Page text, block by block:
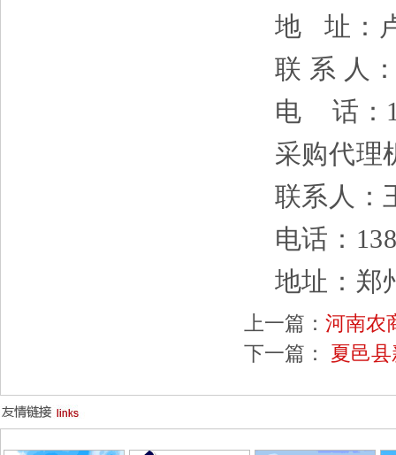
地 址：
联 系 人
电
话：
采购代理
联系人：
电话：
地址： 郑
上一篇： 河南农
下一篇：
夏邑